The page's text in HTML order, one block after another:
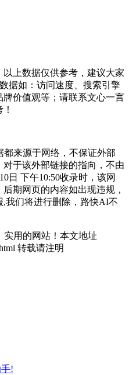
上数据仅供参考，建议大家
据如：访问速度、搜索引擎
价值观等；请联系文心一言
来源于网络，不保证外部
于该外部链接的指向，不由
日 下午10:50收录时，该网
期网页的内容如出现违规，
我们将进行删除，路快AI不
用的网站！ 本文地址
转载请注明
!